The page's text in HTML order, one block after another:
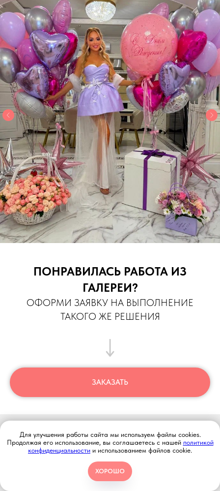
ПОНРАВИЛАСЬ РАБОТА ИЗ
ГАЛЕРЕИ?
ОФОРМИ ЗАЯВКУ НА ВЫПОЛНЕНИЕ
ТАКОГО ЖЕ РЕШЕНИЯ
ЗАКАЗАТЬ
МЕНЮ
ОТЗЫВЫ
АКЦИИ
Для улучшения работы сайта мы используем файлы cookies.
Продолжая его использование, вы соглашаетесь с нашей политикой
конфиденциальности и использованием файлов cookie.
ХОРОШО